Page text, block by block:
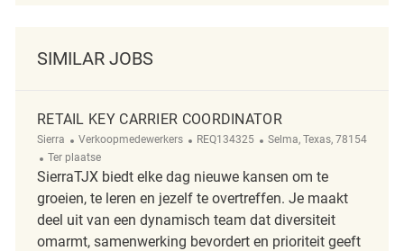
SIMILAR JOBS
RETAIL KEY CARRIER COORDINATOR
Sierra Categorie
Verkoopmedewerkers ReqId
REQ134325 Plaats
Selma, Texas, 78154
Afgelegen
Ter plaatse
SierraTJX biedt elke dag nieuwe kansen om te
groeien, te leren en jezelf te overtreffen. Je maakt
deel uit van een dynamisch team dat diversiteit
omarmt, samenwerking bevordert en prioriteit geeft